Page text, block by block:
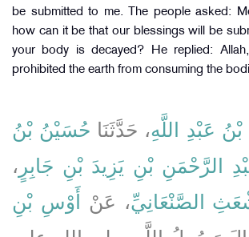
be submitted to me. The people asked:
how can it be that our blessings will be
your body is decayed? He replied:
prohibited the earth from consuming the
عَبْدِ اللَّهِ، حَدَّثَنَا حُسَيْنُ بْنُ
الرَّحْمَنِ بْنِ يَزِيدَ بْنِ جَابِرٍ ،
الصَّنْعَانِيِّ، عَنْ
أَوْسِ بْنِ